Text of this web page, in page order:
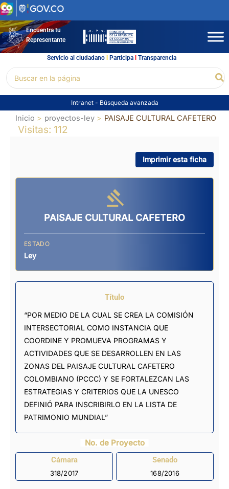
Ir
al
contenidoEncuentra tu
Representante
Servicio al ciudadano l Participal Transparencia
por:
Intranet - Búsqueda avanzada
Inicio proyectos-ley PAISAJE CULTURAL CAFETERO
Visitas: 112
Imprimir esta ficha
PAISAJE CULTURAL CAFETERO
ESTADO
Ley
Título
“POR MEDIO DE LA CUAL SE CREA LA COMISIÓN
INTERSECTORIAL COMO INSTANCIA QUE
COORDINE Y PROMUEVA PROGRAMAS Y
ACTIVIDADES QUE SE DESARROLLEN EN LAS
ZONAS DEL PAISAJE CULTURAL CAFETERO
COLOMBIANO (PCCC) Y SE FORTALEZCAN LAS
ESTRATEGIAS Y CRITERIOS QUE LA UNESCO
DEFINIÓ PARA INSCRIBIRLO EN LA LISTA DE
PATRIMONIO MUNDIAL”
No. de Proyecto
Cámara
318/2017
Senado
168/2016